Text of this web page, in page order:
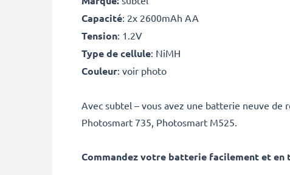
Capacité: 2x 2600mAh AA
Tension: 1.2V
Type de cellule: NiMH
Couleur: voir photo
Avec subtel – vous avez une batterie neuve de
Photosmart 735, Photosmart M525.
Commandez votre batterie facilement et en